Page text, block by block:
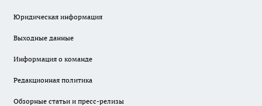
Юридическая информация
Выходные данные
Информация о команде
Редакционная политика
Обзорные статьи и пресс-релизы